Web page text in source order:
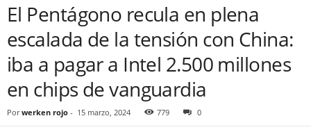
El Pentágono recula en plena
escalada de la tensión con China:
iba a pagar a Intel 2.500 millones
en chips de vanguardia
Por werken rojo - 15 marzo, 2024 779 0